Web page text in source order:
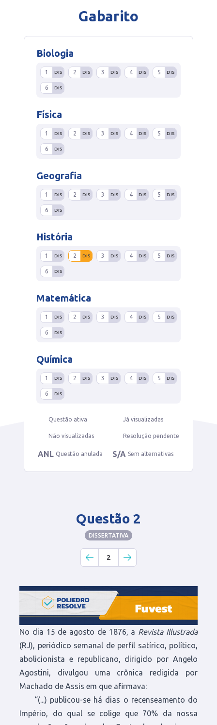
Gabarito
Biologia
1 DIS 2 DIS 3 DIS 4 DIS 5 DIS
6 DIS
Física
1 DIS 2 DIS 3 DIS 4 DIS 5 DIS
6 DIS
Geografia
1 DIS 2 DIS 3 DIS 4 DIS 5 DIS
6 DIS
História
1 DIS 2 DIS 3 DIS 4 DIS 5 DIS
6 DIS
Matemática
1 DIS 2 DIS 3 DIS 4 DIS 5 DIS
6 DIS
Química
1 DIS 2 DIS 3 DIS 4 DIS 5 DIS
6 DIS
Questão ativa Já visualizadas
Não visualizadas Resolução pendente
ANL Questão anulada S/A Sem alternativas
Questão 2
DISSERTATIVA
2
No dia 15 de agosto de 1876, a Revista Illustrada
(RJ), periódico semanal de perfil satírico, político,
abolicionista e republicano, dirigido por Angelo
Agostini, divulgou uma crônica redigida por
Machado de Assis em que afirmava:
“(...) publicou-se há dias o recenseamento do
Império, do qual se colige que 70% da nossa